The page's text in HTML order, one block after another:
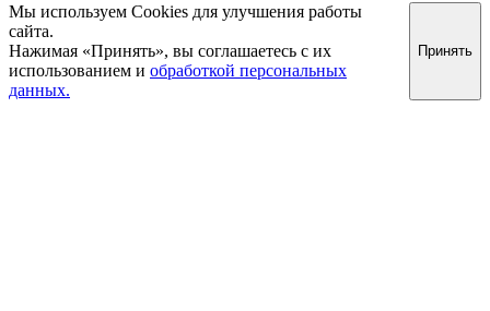
Мы используем Cookies для улучшения работы
сайта.
Нажимая «Принять», вы соглашаетесь с их
использованием и обработкой персональных
данных.
Принять